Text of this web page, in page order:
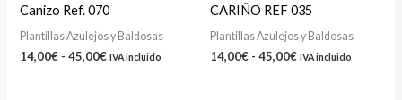
Canizo Ref. 070
Plantillas Azulejos y Baldosas
14,00€ - 45,00€
desde
14,00€
hasta
45,00€
IVA incluido
CARIÑO REF 035
Plantillas Azulejos y Baldosas
14,00€ - 45,00€
desde
14,00€
hasta
45,00€
IVA incluido